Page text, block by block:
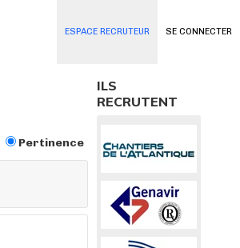
SE CONNECTER
ESPACE RECRUTEUR
Pertinence
ILS
RECRUTENT